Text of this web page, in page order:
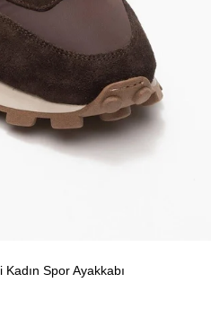
Spor Ayakkabı